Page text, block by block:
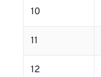
10
11
12